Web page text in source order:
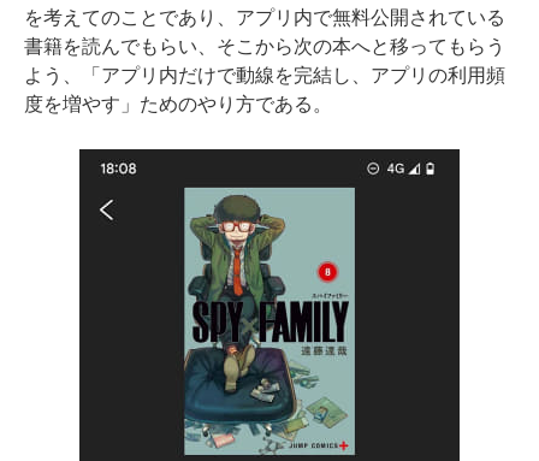
を考えてのことであり、アプリ内で無料公開されている
書籍を読んでもらい、そこから次の本へと移ってもらう
よう、「アプリ内だけで動線を完結し、アプリの利用頻
度を増やす」ためのやり方である。